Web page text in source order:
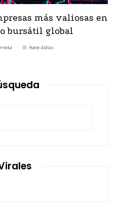
más valiosas en
bursátil global
Hace 4 días